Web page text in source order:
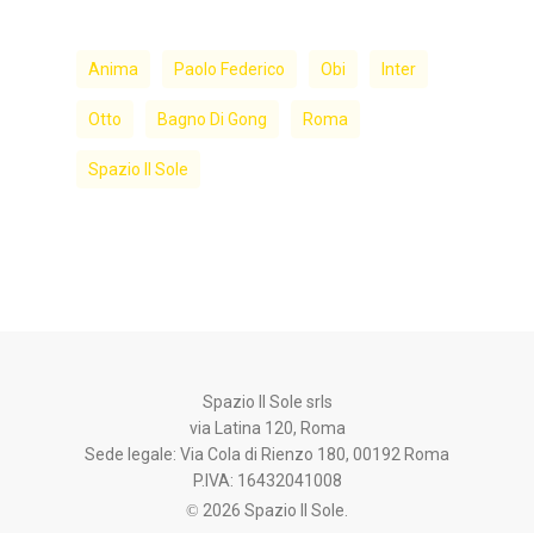
Anima Paolo Federico Obi Inter
Otto Bagno Di Gong Roma
Spazio Il Sole
Spazio Il Sole srls
via Latina 120, Roma
Sede legale: Via Cola di Rienzo 180, 00192 Roma
P.IVA: 16432041008
© 2026 Spazio Il Sole.